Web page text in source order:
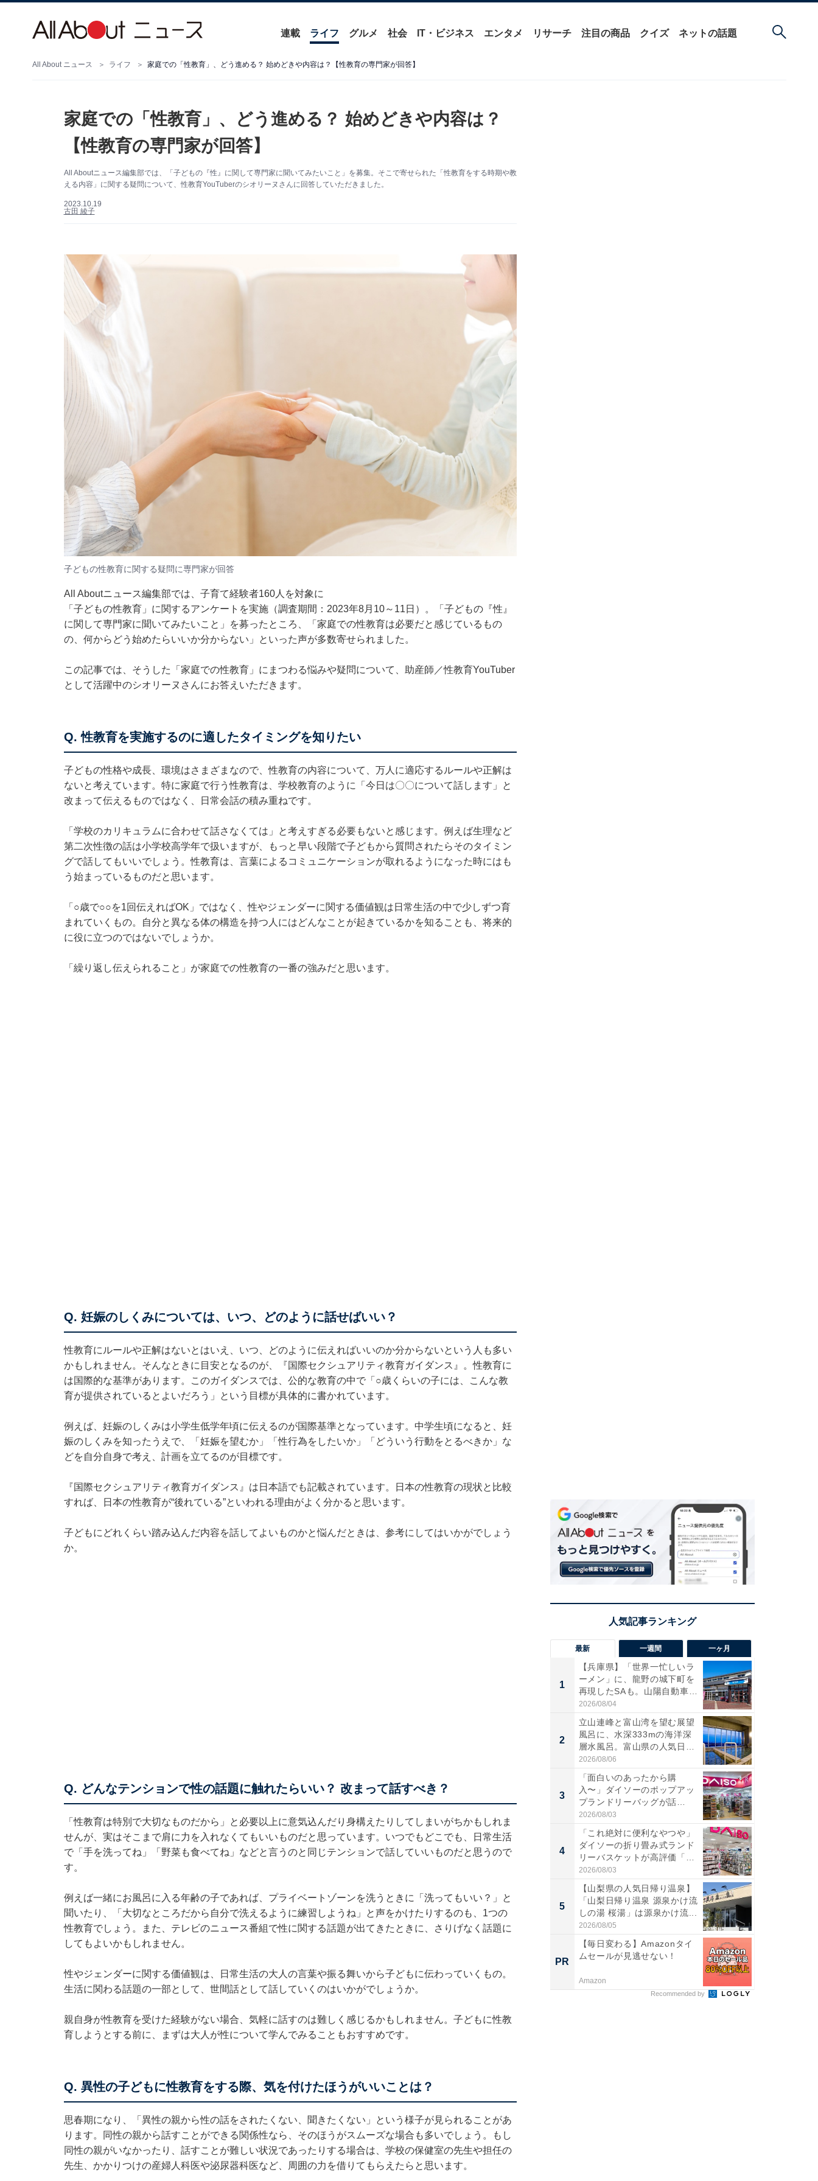
連載 ライフ グルメ 社会 IT・ビジネス エンタメ リサーチ 注目の商品 クイズ ネットの話題
All About ニュース ライフ 家庭での「性教育」、どう進める？ 始めどきや内容は？【性教育の専門家が回答】
家庭での「性教育」、どう進める？ 始めどきや内容は？
【性教育の専門家が回答】
All Aboutニュース編集部では、「子どもの『性』に関して専門家に聞いてみたいこと」を募集。そこで寄せられた「性教育をする時期や教
える内容」に関する疑問について、性教育YouTuberのシオリーヌさんに回答していただきました。
2023.10.19
古田 綾子
子どもの性教育に関する疑問に専門家が回答
All Aboutニュース編集部では、子育て経験者160人を対象に
「子どもの性教育」に関するアンケートを実施（調査期間：2023年8月10～11日）。「子どもの『性』
に関して専門家に聞いてみたいこと」を募ったところ、「家庭での性教育は必要だと感じているもの
の、何からどう始めたらいいか分からない」といった声が多数寄せられました。
この記事では、そうした「家庭での性教育」にまつわる悩みや疑問について、助産師／性教育YouTuber
として活躍中のシオリーヌさんにお答えいただきます。
Q. 性教育を実施するのに適したタイミングを知りたい
子どもの性格や成長、環境はさまざまなので、性教育の内容について、万人に適応するルールや正解は
ないと考えています。特に家庭で行う性教育は、学校教育のように「今日は〇〇について話します」と
改まって伝えるものではなく、日常会話の積み重ねです。
「学校のカリキュラムに合わせて話さなくては」と考えすぎる必要もないと感じます。例えば生理など
第二次性徴の話は小学校高学年で扱いますが、もっと早い段階で子どもから質問されたらそのタイミン
グで話してもいいでしょう。性教育は、言葉によるコミュニケーションが取れるようになった時にはも
う始まっているものだと思います。
「○歳で○○を1回伝えればOK」ではなく、性やジェンダーに関する価値観は日常生活の中で少しずつ育
まれていくもの。自分と異なる体の構造を持つ人にはどんなことが起きているかを知ることも、将来的
に役に立つのではないでしょうか。
「繰り返し伝えられること」が家庭での性教育の一番の強みだと思います。
Q. 妊娠のしくみについては、いつ、どのように話せばいい？
性教育にルールや正解はないとはいえ、いつ、どのように伝えればいいのか分からないという人も多い
かもしれません。そんなときに目安となるのが、『国際セクシュアリティ教育ガイダンス 』。性教育に
は国際的な基準があります。このガイダンスでは、公的な教育の中で「○歳くらいの子には、こんな教
育が提供されているとよいだろう」という目標が具体的に書かれています。
例えば、妊娠のしくみは小学生低学年頃に伝えるのが国際基準となっています。中学生頃になると、妊
娠のしくみを知ったうえで、「妊娠を望むか」「性行為をしたいか」「どういう行動をとるべきか」な
どを自分自身で考え、計画を立てるのが目標です。
『国際セクシュアリティ教育ガイダンス』は日本語でも記載されています。日本の性教育の現状と比較
すれば、日本の性教育が“後れている”といわれる理由がよく分かると思います。
子どもにどれくらい踏み込んだ内容を話してよいものかと悩んだときは、参考にしてはいかがでしょう
か。
Q. どんなテンションで性の話題に触れたらいい？ 改まって話すべき？
「性教育は特別で大切なものだから」と必要以上に意気込んだり身構えたりしてしまいがちかもしれま
せんが、実はそこまで肩に力を入れなくてもいいものだと思っています。いつでもどこでも、日常生活
で「手を洗ってね」「野菜も食べてね」などと言うのと同じテンションで話していいものだと思うので
す。
例えば一緒にお風呂に入る年齢の子であれば、プライベートゾーンを洗うときに「洗ってもいい？」と
聞いたり、「大切なところだから自分で洗えるように練習しようね」と声をかけたりするのも、1つの
性教育でしょう。また、テレビのニュース番組で性に関する話題が出てきたときに、さりげなく話題に
してもよいかもしれません。
性やジェンダーに関する価値観は、日常生活の大人の言葉や振る舞いから子どもに伝わっていくもの。
生活に関わる話題の一部として、世間話として話していくのはいかがでしょうか。
親自身が性教育を受けた経験がない場合、気軽に話すのは難しく感じるかもしれません。子どもに性教
育しようとする前に、まずは大人が性について学んでみることもおすすめです。
Q. 異性の子どもに性教育をする際、気を付けたほうがいいことは？
思春期になり、「異性の親から性の話をされたくない、聞きたくない」という様子が見られることがあ
ります。同性の親から話すことができる関係性なら、そのほうがスムーズな場合も多いでしょう。もし
同性の親がいなかったり、話すことが難しい状況であったりする場合は、学校の保健室の先生や担任の
先生、かかりつけの産婦人科医や泌尿器科医など、周囲の力を借りてもらえたらと思います。
最新 一週間 一ヶ月
1
【兵庫県】「世界一忙しいラ
ーメン」に、龍野の城下町を
再現したSAも。山陽自動車
道...
2026/08/04
2
立山連峰と富山湾を望む展望
風呂に、水深333mの海洋深
層水風呂。富山県の人気日
帰...
2026/08/06
3
「面白いのあったから購
入〜」ダイソーのポップアッ
プランドリーバッグが話
題。“さま...
2026/08/03
4
「これ絶対に便利なやつや」
ダイソーの折り畳み式ランド
リーバスケットが高評価「使
わ...
2026/08/03
5
【山梨県の人気日帰り温泉】
「山梨日帰り温泉 源泉かけ流
しの湯 桜湯」は源泉かけ流...
2026/08/05
PR
【毎日変わる】Amazonタイ
ムセールが見逃せない！
Amazon
Recommended by